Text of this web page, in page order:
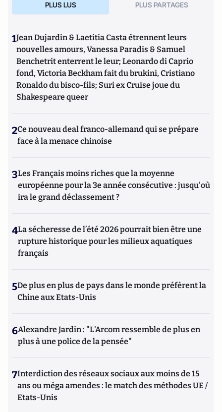
PLUS LUS PLUS PARTAGES
1Jean Dujardin & Laetitia Casta étrennent leurs
nouvelles amours, Vanessa Paradis & Samuel
Benchetrit enterrent le leur; Leonardo di Caprio
fond, Victoria Beckham fait du brukini, Cristiano
Ronaldo du bisco-fils; Suri ex Cruise joue du
Shakespeare queer
2Ce nouveau deal franco-allemand qui se prépare
face à la menace chinoise
3Les Français moins riches que la moyenne
européenne pour la 3e année consécutive : jusqu'où
ira le grand déclassement ?
4La sécheresse de l’été 2026 pourrait bien être une
rupture historique pour les milieux aquatiques
français
5De plus en plus de pays dans le monde préfèrent la
Chine aux Etats-Unis
6Alexandre Jardin : "L'Arcom ressemble de plus en
plus à une police de la pensée"
7Interdiction des réseaux sociaux aux moins de 15
ans ou méga amendes : le match des méthodes UE /
Etats-Unis